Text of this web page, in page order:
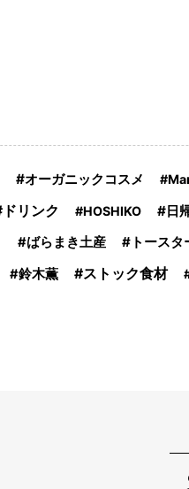
オーガニックコスメ
ドリンク HOSHIKO 日
ばらまき土産 トースタ
鈴木薫 ストック食材